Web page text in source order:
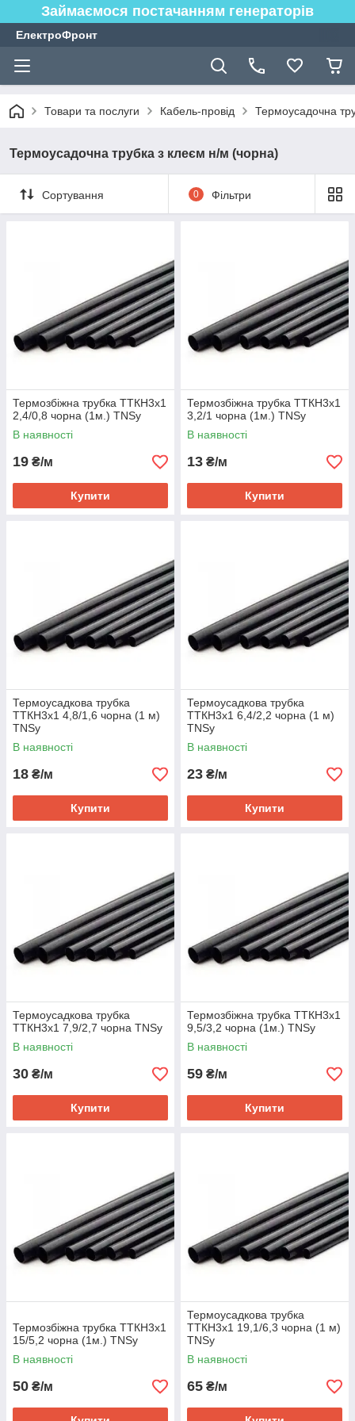
Займаємося постачанням генераторів
ЕлектроФронт
Товари та послуги Кабель-провід Термоусадочна
Термоусадочна трубка з клеєм н/м (чорна)
Сортування 0 Фільтри
Термозбіжна трубка ТТКН3х1
2,4/0,8 чорна (1м.) TNSy
В наявності
19 ₴/м
Купити
Термозбіжна трубка ТТКН3х1
3,2/1 чорна (1м.) TNSy
В наявності
13 ₴/м
Купити
Термоусадкова трубка
ТТКН3х1 4,8/1,6 чорна (1 м)
TNSy
В наявності
18 ₴/м
Купити
Термоусадкова трубка
ТТКН3х1 6,4/2,2 чорна (1 м)
TNSy
В наявності
23 ₴/м
Купити
Термоусадкова трубка
ТТКН3х1 7,9/2,7 чорна TNSy
В наявності
30 ₴/м
Купити
Термозбіжна трубка ТТКН3х1
9,5/3,2 чорна (1м.) TNSy
В наявності
59 ₴/м
Купити
Термозбіжна трубка ТТКН3х1
15/5,2 чорна (1м.) TNSy
В наявності
50 ₴/м
Термоусадкова трубка
ТТКН3х1 19,1/6,3 чорна (1 м)
TNSy
В наявності
65 ₴/м